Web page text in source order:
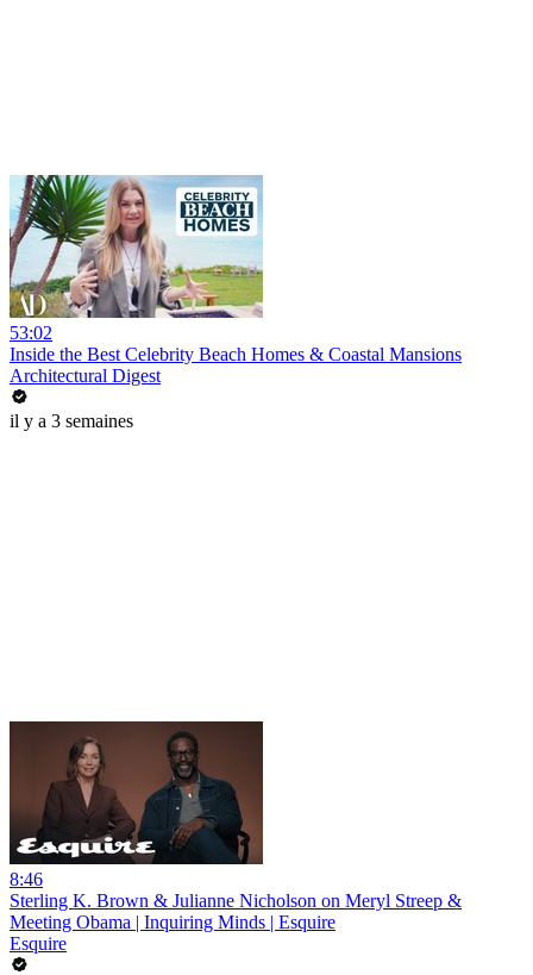
53:02
Inside the Best Celebrity Beach Homes & Coastal Mansions
Architectural Digest
il y a 3 semaines
8:46
Sterling K. Brown & Julianne Nicholson on Meryl Streep &
Meeting Obama | Inquiring Minds | Esquire
Esquire